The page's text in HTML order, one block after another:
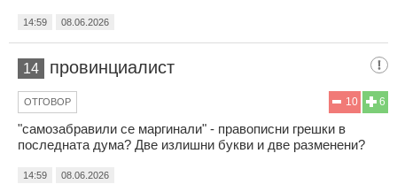
14:59 08.06.2026
14 провинциалист
6
10
ОТГОВОР
"самозабравили се маргинали" - правописни грешки в
последната дума? Две излишни букви и две разменени?
14:59 08.06.2026